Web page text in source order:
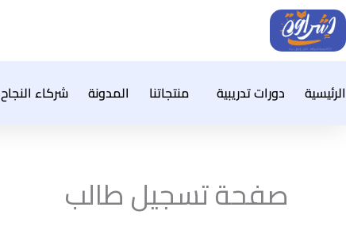
تخطي
إلى
المحتوى
الرئيسية دورات تدريبية منتجاتنا المدونة شركاء النجاح
صفحة تسجيل طالب